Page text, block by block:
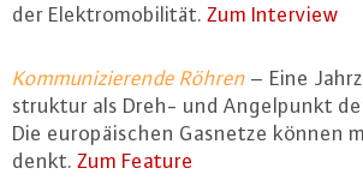
der Elek­tro­mo­bi­li­tät. Zum Interview
Kom­mu­ni­zie­ren­de Röhren – Eine
struk­tur als Dreh- und An­gel­punkt
Die eu­ro­päi­schen Gasnetze können
denkt. Zum Feature